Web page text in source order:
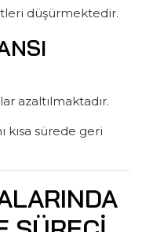
düşürmektedir.
azaltılmaktadır.
kısa sürede geri